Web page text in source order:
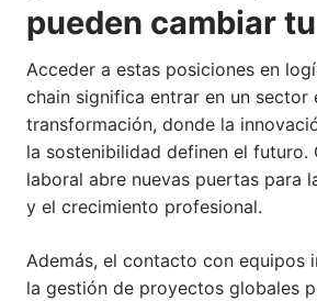
pueden cambiar
Acceder a estas posiciones en
chain significa entrar en un sector
transformación, donde la
la sostenibilidad definen el futuro.
laboral abre nuevas puertas para
y el crecimiento profesional.
Además, el contacto con equipos
la gestión de proyectos globales